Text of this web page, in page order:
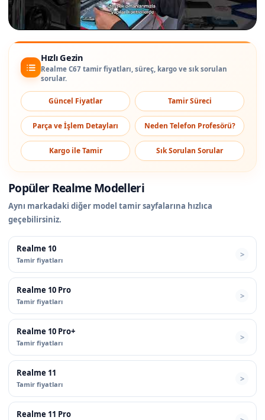
Hızlı Gezin
Realme C67 tamir fiyatları, süreç, kargo ve sık sorulan
sorular.
Güncel Fiyatlar Tamir Süreci
Parça ve İşlem Detayları Neden Telefon Profesörü?
Kargo ile Tamir Sık Sorulan Sorular
Popüler Realme Modelleri
Aynı markadaki diğer model tamir sayfalarına hızlıca
geçebilirsiniz.
Realme 10
Tamir fiyatları
Realme 10 Pro
Tamir fiyatları
Realme 10 Pro+
Tamir fiyatları
Realme 11
Tamir fiyatları
Realme 11 Pro